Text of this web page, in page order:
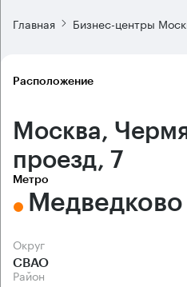
Главная Бизнес-центры
Расположение
Москва,
проезд, 7
Метро
Медведково
Округ
СВАО
Район